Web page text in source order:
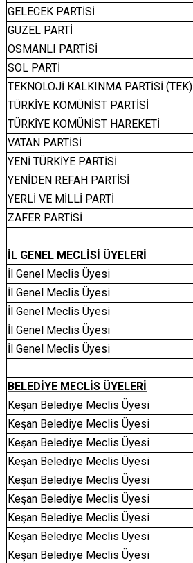
GELECEK PARTİSİ
GÜZEL PARTİ
OSMANLI PARTİSİ
SOL PARTİ
TEKNOLOJİ KALKINMA PARTİSİ (TEK)
TÜRKİYE KOMÜNİST PARTİSİ
TÜRKİYE KOMÜNİST HAREKETİ
VATAN PARTİSİ
YENİ TÜRKİYE PARTİSİ
YENİDEN REFAH PARTİSİ
YERLİ VE MİLLİ PARTİ
ZAFER PARTİSİ
İL GENEL MECLİSİ ÜYELERİ
İl Genel Meclis Üyesi
İl Genel Meclis Üyesi
İl Genel Meclis Üyesi
İl Genel Meclis Üyesi
İl Genel Meclis Üyesi
BELEDİYE MECLİS ÜYELERİ
Keşan Belediye Meclis Üyesi
Keşan Belediye Meclis Üyesi
Keşan Belediye Meclis Üyesi
Keşan Belediye Meclis Üyesi
Keşan Belediye Meclis Üyesi
Keşan Belediye Meclis Üyesi
Keşan Belediye Meclis Üyesi
Keşan Belediye Meclis Üyesi
Keşan Belediye Meclis Üyesi